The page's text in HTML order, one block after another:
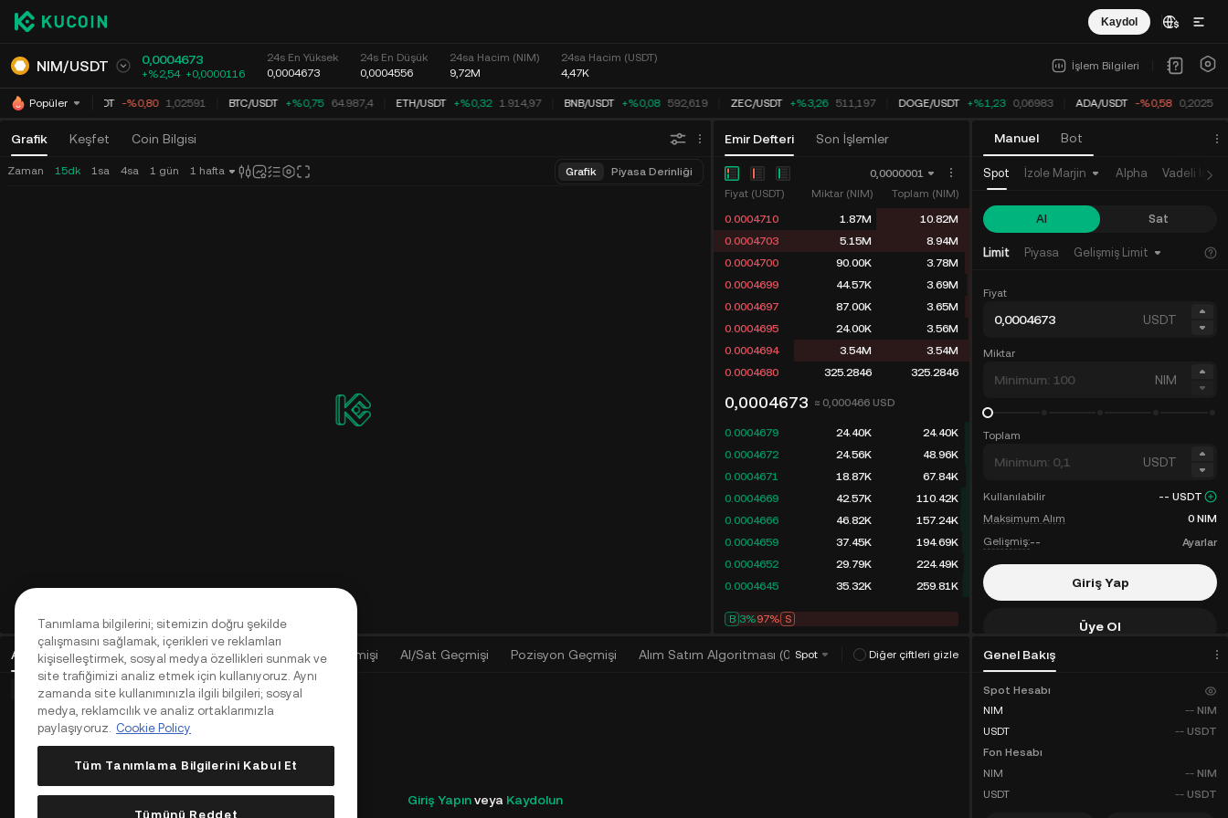
Kaydol
NIM/USDT 0,0004673
+%2,54 +0,0000116
24s En Yüksek
0,0004673
24s En Düşük
0,0004556
24sa Hacim (NIM)
9,72M
24sa Hacim (USDT)
4,47K
İşlem Bilgileri
PopülerXRP USDT -%0,80 1,02591 BTC/USDT +%0,75 64.987,4 ETH/USDT +%0,32 1.914,97 BNB/USDT +%0,08 592,619 ZEC/USDT +%3,26 511,197 DOGE/USDT +%1,23 0,06983 ADA/USDT -%0,58 0,2025
Grafik Keşfet Coin Bilgisi Emir Defteri Son İşlemler
Açık Emirler(0) Pozisyonlar (0) Varlıklar Emir Geçmişi Al/Sat Geçmişi Pozisyon Geçmişi Alım Satım Algoritması (0 Spot Diğer çiftleri gizle
Manuel Bot
Genel Bakış
Zaman 15dk 1sa 4sa 1 gün 1 hafta Grafik Piyasa Derinliği
0,0000001
Fiyat (USDT)
Miktar (NIM)
Toplam (NIM)
0.0004710
1.87M
10.82M
0.0004703
5.15M
8.94M
0.0004700
90.00K
3.78M
0.0004699
44.57K
3.69M
0.0004697
87.00K
3.65M
0.0004695
24.00K
3.56M
0.0004694
3.54M
3.54M
0.0004680
325.2846 325.2846
0,0004673 ≈ 0,000466 USD
0.0004679 24.40K
24.40K
0.0004672
24.56K
48.96K
0.0004671
18.87K
67.84K
0.0004669
42.57K
110.42K
0.0004666
46.82K
157.24K
0.0004659
37.45K
194.69K
0.0004652
29.79K
224.49K
0.0004645
35.32K 259.81K
B 3%97% S
Temel Emirler (0) Gelişmiş Emirler (0) TWAP Emirleri (0)
Giriş Yapınveya Kaydolun
Spot İzole Marjin Alpha Vadeli İşlem
Al Sat
Limit Piyasa Gelişmiş Limit
Fiyat
USDT
Miktar
NIM
Toplam
USDT
Kullanılabilir -- USDT
Maksimum Alım
0 NIM
Gelişmiş:-- Ayarlar
Giriş Yap
Üye Ol
Spot Hesabı
NIM
-- NIM
USDT
-- USDT
Fon Hesabı
NIM
-- NIM
USDT
-- USDT
Tanımlama bilgilerini; sitemizin doğru şekilde
çalışmasını sağlamak, içerikleri ve reklamları
kişiselleştirmek, sosyal medya özellikleri sunmak ve
site trafiğimizi analiz etmek için kullanıyoruz. Aynı
zamanda site kullanımınızla ilgili bilgileri; sosyal
medya, reklamcılık ve analiz ortaklarımızla
paylaşıyoruz. Cookie Policy
Tüm Tanımlama Bilgilerini Kabul Et
Tümünü Reddet